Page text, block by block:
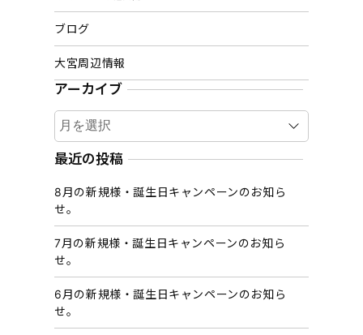
ブログ
大宮周辺情報
アーカイブ
ア
ー
カ
ブ
最近の投稿
8月の新規様・誕生日キャンペーンのお知ら
せ。
7月の新規様・誕生日キャンペーンのお知ら
せ。
6月の新規様・誕生日キャンペーンのお知ら
せ。